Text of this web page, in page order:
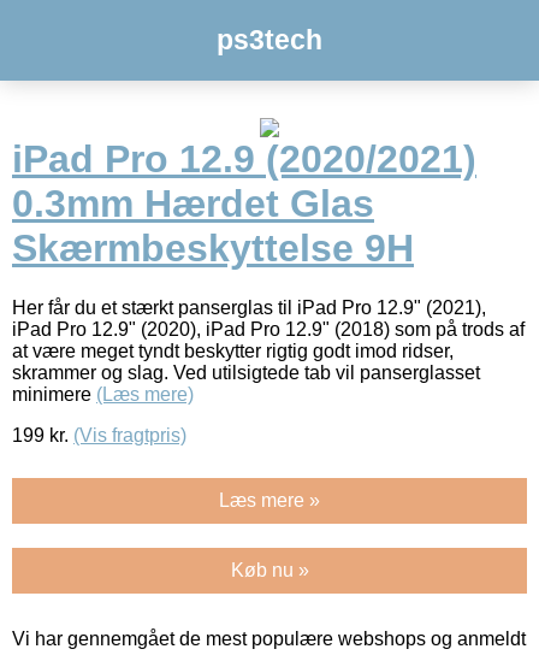
ps3tech
iPad Pro 12.9 (2020/2021)
0.3mm Hærdet Glas
Skærmbeskyttelse 9H
Her får du et stærkt panserglas til iPad Pro 12.9" (2021),
iPad Pro 12.9" (2020), iPad Pro 12.9" (2018) som på trods af
at være meget tyndt beskytter rigtig godt imod ridser,
skrammer og slag. Ved utilsigtede tab vil panserglasset
minimere (Læs mere)
199 kr. (Vis fragtpris)
Læs mere »
Køb nu »
Vi har gennemgået de mest populære webshops og anmeldt